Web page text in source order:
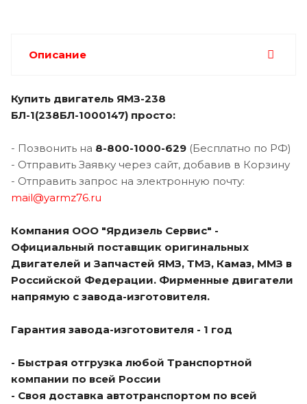
Описание
Купить двигатель ЯМЗ-238
БЛ-1(238БЛ-1000147) просто:
- Позвонить на 8-800-1000-629 (Бесплатно по РФ)
- Отправить Заявку через сайт, добавив в Корзину
- Отправить запрос на электронную почту:
mail@yarmz76.ru
Компания ООО "Ярдизель Сервис" -
Официальный поставщик оригинальных
Двигателей и Запчастей ЯМЗ, ТМЗ, Камаз, ММЗ в
Российской Федерации. Фирменные двигатели
напрямую с завода-изготовителя.
Гарантия завода-изготовителя - 1 год
- Быстрая отгрузка любой Транспортной
компании по всей России
- Своя доставка автотранспортом по всей